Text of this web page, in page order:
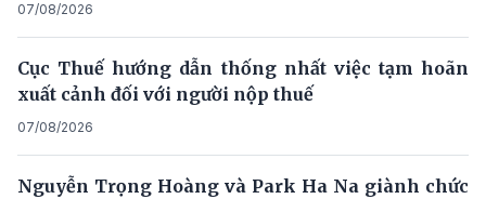
07/08/2026
Cục Thuế hướng dẫn thống nhất việc tạm hoãn
xuất cảnh đối với người nộp thuế
07/08/2026
Nguyễn Trọng Hoàng và Park Ha Na giành chức